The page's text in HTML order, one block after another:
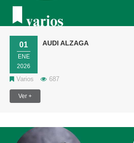
01
ENE
2026
AUDI ALZAGA
Varios 687
Ver +